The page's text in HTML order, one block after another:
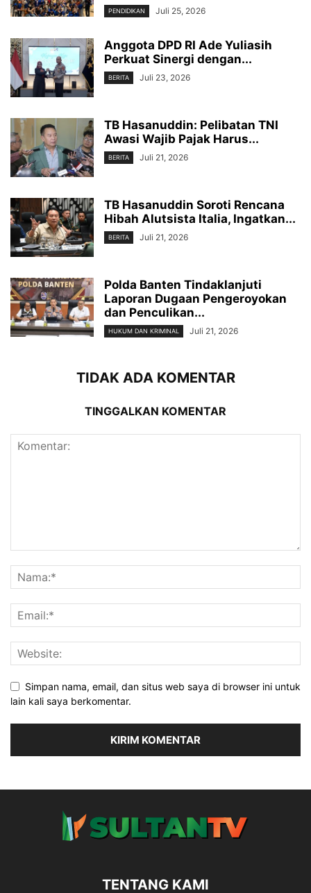
PENDIDIKAN Juli 25, 2026
Anggota DPD RI Ade Yuliasih
Perkuat Sinergi dengan...
BERITA Juli 23, 2026
TB Hasanuddin: Pelibatan TNI
Awasi Wajib Pajak Harus...
BERITA Juli 21, 2026
TB Hasanuddin Soroti Rencana
Hibah Alutsista Italia, Ingatkan...
BERITA Juli 21, 2026
Polda Banten Tindaklanjuti
Laporan Dugaan Pengeroyokan
dan Penculikan...
HUKUM DAN KRIMINAL Juli 21, 2026
TIDAK ADA KOMENTAR
TINGGALKAN KOMENTAR
Simpan nama, email, dan situs web saya di browser ini untuk
lain kali saya berkomentar.
TENTANG KAMI